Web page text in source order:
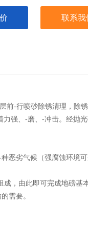
联系我
-行喷砂除锈清理，除锈
强、-磨、-冲击。经抛
恶劣气候（强腐蚀环境
，由此即可完成地磅基
的需要。